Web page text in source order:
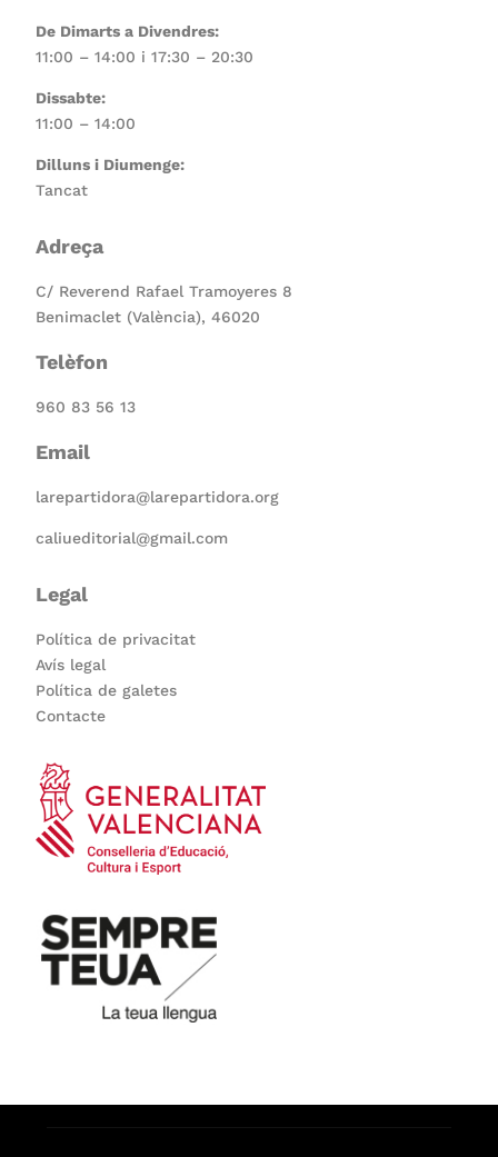
De Dimarts a Divendres:
11:00 – 14:00 i 17:30 – 20:30
Dissabte:
11:00 – 14:00
Dilluns i Diumenge:
Tancat
Adreça
C/ Reverend Rafael Tramoyeres 8
Benimaclet (València), 46020
Telèfon
960 83 56 13
Email
larepartidora@larepartidora.org
caliueditorial@gmail.com
Legal
Política de privacitat
Avís legal
Política de galetes
Contacte